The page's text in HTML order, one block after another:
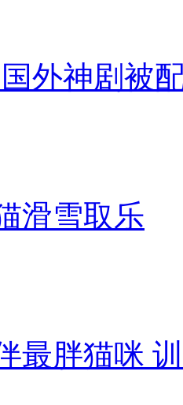
逃窜外神剧被
滑雪取乐
最胖猫咪